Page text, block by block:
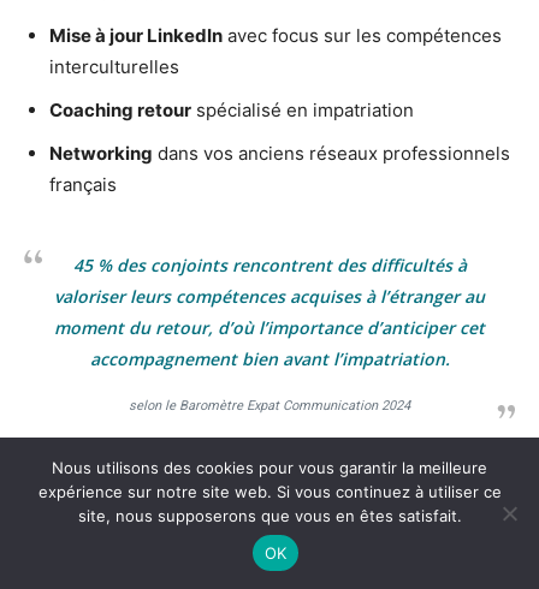
Mise à jour LinkedIn avec focus sur les compétences
interculturelles
Coaching retour spécialisé en impatriation
Networking dans vos anciens réseaux professionnels
français
45 % des conjoints rencontrent des difficultés à
valoriser leurs compétences acquises à l’étranger au
moment du retour, d’où l’importance d’anticiper cet
accompagnement bien avant l’impatriation.
selon le Baromètre Expat Communication 2024
Alors couple et expatriation font-
Nous utilisons des cookies pour vous garantir la meilleure
expérience sur notre site web. Si vous continuez à utiliser ce
site, nous supposerons que vous en êtes satisfait.
OK